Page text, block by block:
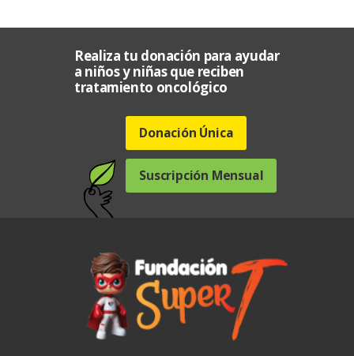
Realiza tu donación para ayudar
a niños y niñas que reciben
tratamiento oncológico
Donación Única
Suscripción Mensual